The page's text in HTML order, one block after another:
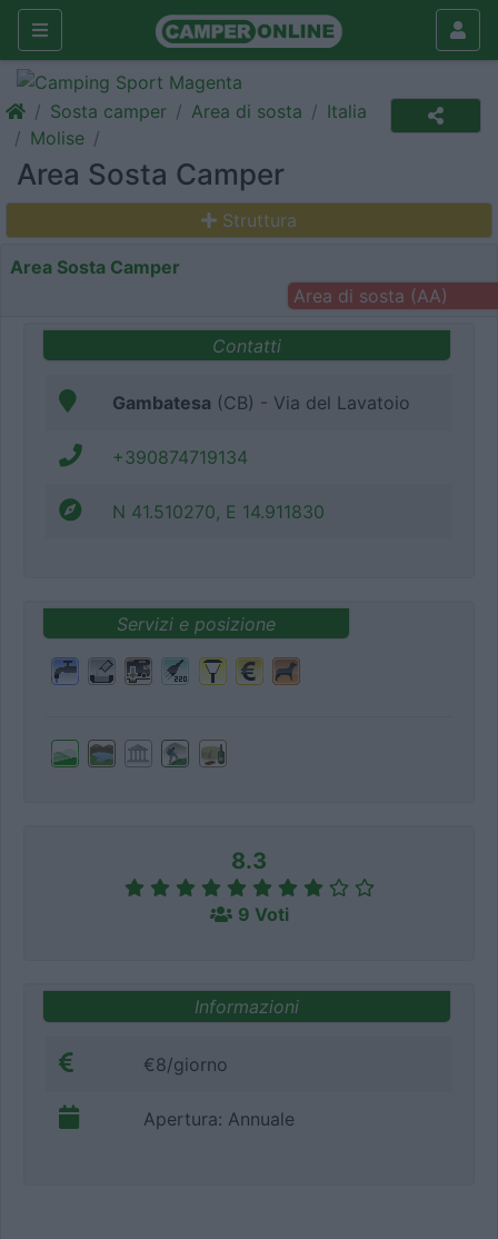
Sosta camper Area di sosta
Italia
Molise
Area Sosta Camper
Struttura
Area Sosta Camper
Area di sosta (AA)
Contatti
Gambatesa (CB) - Via del Lavatoio
+390874719134
N 41.510270, E 14.911830
Servizi e posizione
8.3
9 Voti
Informazioni
€8/giorno
Apertura: Annuale